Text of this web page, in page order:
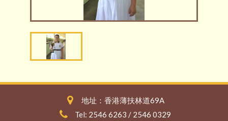
地址：香港薄扶林道69A
Tel: 2546 6263 / 2546 0329